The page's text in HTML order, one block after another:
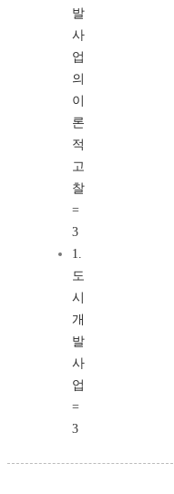
발
사
업
의
이
론
적
고
찰
=
3
1.
도
시
개
발
사
업
=
3